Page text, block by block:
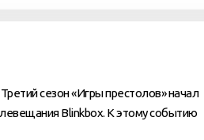
сезон «Игры престолов» начал
Blinkbox. К этому событию